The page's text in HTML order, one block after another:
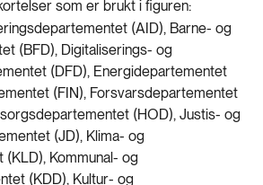
som er brukt i figuren:
(AID), Barne- og
(BFD), Digitaliserings- og
(DFD), Energidepartementet
(FIN), Forsvarsdepartementet
(HOD), Justis- og
(JD), Klima- og
Kommunal- og
(KDD), Kultur- og